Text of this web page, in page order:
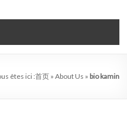
êtes ici :首页» About Us » bio kamin